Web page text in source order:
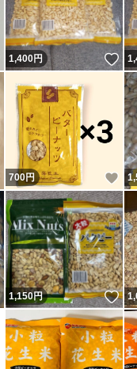
いいね！
1,400円 い
いいね！
700円
いいね！
1,150円 い